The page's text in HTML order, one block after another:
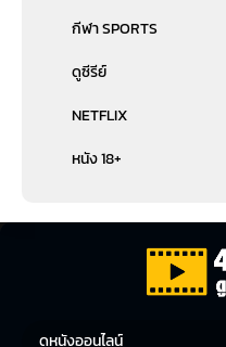
กีฬา SPORTS
ดูซีรีย์
NETFLIX
หนัง 18+
ดูหนังออนไลน์